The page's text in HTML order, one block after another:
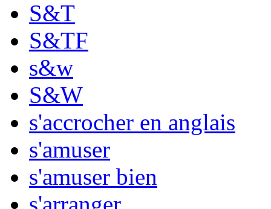
S&T
S&TF
s&w
S&W
s'accrocher en anglais
s'amuser
s'amuser bien